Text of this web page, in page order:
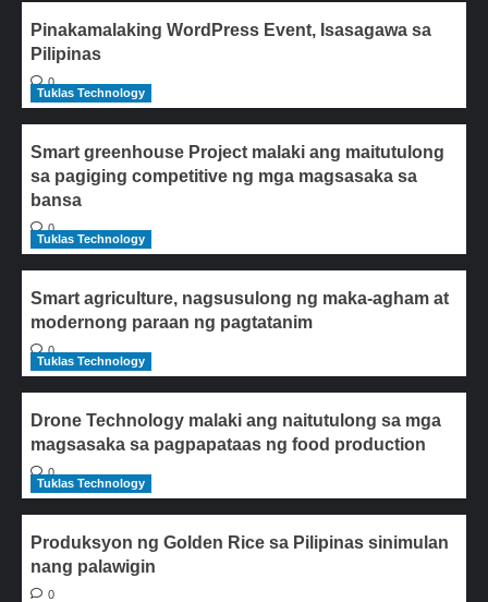
Pinakamalaking WordPress Event, Isasagawa sa
Pilipinas
0
Tuklas Technology
Smart greenhouse Project malaki ang maitutulong
sa pagiging competitive ng mga magsasaka sa
bansa
0
Tuklas Technology
Smart agriculture, nagsusulong ng maka-agham at
modernong paraan ng pagtatanim
0
Tuklas Technology
Drone Technology malaki ang naitutulong sa mga
magsasaka sa pagpapataas ng food production
0
Tuklas Technology
Produksyon ng Golden Rice sa Pilipinas sinimulan
nang palawigin
0